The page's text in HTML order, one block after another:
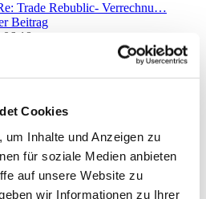
Cookies
Inhalte und Anzeigen zu
für soziale Medien anbieten
auf unsere Website zu
wir Informationen zu Ihrer
Trade Rebublic- Verrechnu…
Beitrag
06:18
zu StarMoney 13 Basic
GmbH,Star Finanz Support,
Finanz GmbH
(Produktaktualisierungen)